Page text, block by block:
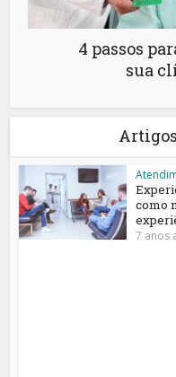
4 passos
sua
como
7 anos